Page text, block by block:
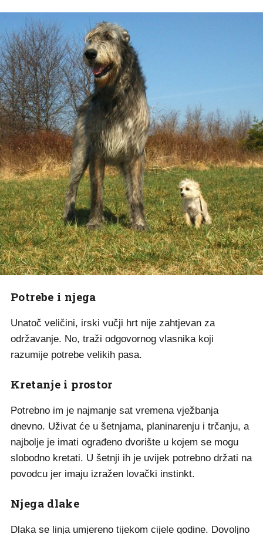
Potrebe i njega
Unatoč veličini, irski vučji hrt nije zahtjevan za
održavanje. No, traži odgovornog vlasnika koji
razumije potrebe velikih pasa.
Kretanje i prostor
Potrebno im je najmanje sat vremena vježbanja
dnevno. Uživat će u šetnjama, planinarenju i trčanju, a
najbolje je imati ograđeno dvorište u kojem se mogu
slobodno kretati. U šetnji ih je uvijek potrebno držati na
povodcu jer imaju izražen lovački instinkt.
Njega dlake
Dlaka se linja umjereno tijekom cijele godine. Dovoljno